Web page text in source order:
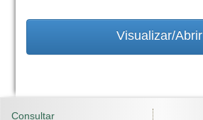
Visualizar/Abrir
Consultar